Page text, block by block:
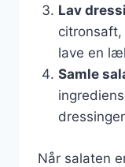
Lav
lave en
Samle
Når salaten